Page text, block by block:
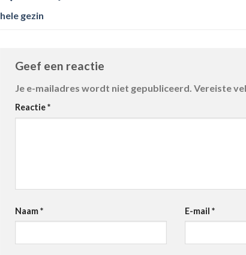
hele gezin
Geef een reactie
Je e-mailadres wordt niet gepubliceerd. Vereiste
Reactie*
Naam* E-mail*